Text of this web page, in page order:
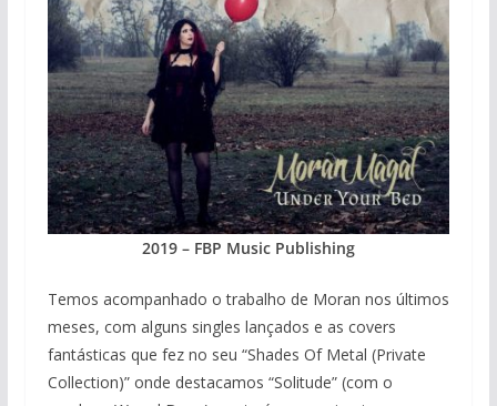
2019 – FBP Music Publishing
Temos acompanhado o trabalho de Moran nos últimos
meses, com alguns singles lançados e as covers
fantásticas que fez no seu “Shades Of Metal (Private
Collection)” onde destacamos “Solitude” (com o